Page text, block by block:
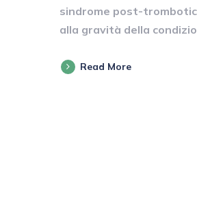
sindrome post-
alla gravità della
Read More